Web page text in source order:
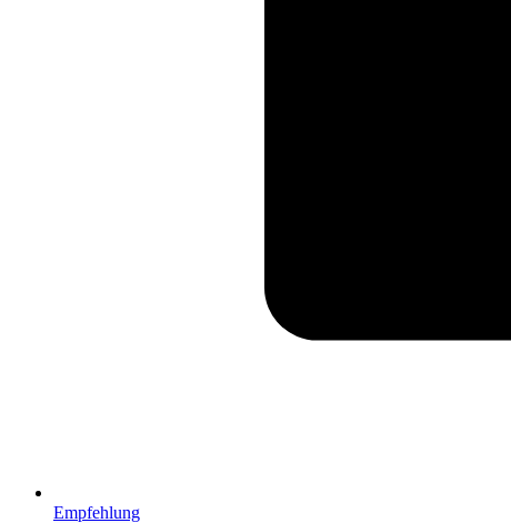
Empfehlung